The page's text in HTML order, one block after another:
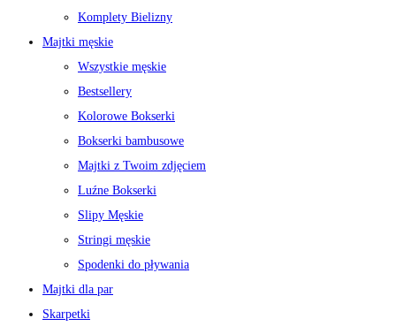
Komplety Bielizny
Majtki męskie
Wszystkie męskie
Bestsellery
Kolorowe Bokserki
Bokserki bambusowe
Majtki z Twoim zdjęciem
Luźne Bokserki
Slipy Męskie
Stringi męskie
Spodenki do pływania
Majtki dla par
Skarpetki